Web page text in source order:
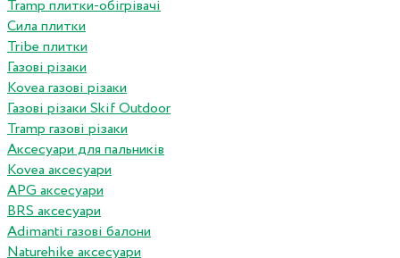
Tramp плитки-обігрівачі
Сила плитки
Tribe плитки
Газові різаки
Kovea газові різаки
Газові різаки Skif Outdoor
Tramp газові різаки
Аксесуари для пальників
Kovea аксесуари
APG аксесуари
BRS аксесуари
Adimanti газові балони
Naturehike аксесуари